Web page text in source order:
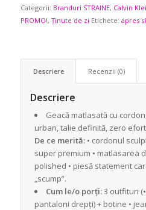
1.419,90 lei.
Categorii: Branduri STRAINE, Calvin
PROMO!, Ținute de zi Etichete: apres
Descriere Recenzii (0)
Descriere
Geacă matlasată cu
urban, talie definită, zero
De ce merită:• cordonul
super premium • matlasarea
polished • piesă statement
„scump”.
Cum le/o porți:3 outfituri
pantaloni drepți) + botine •